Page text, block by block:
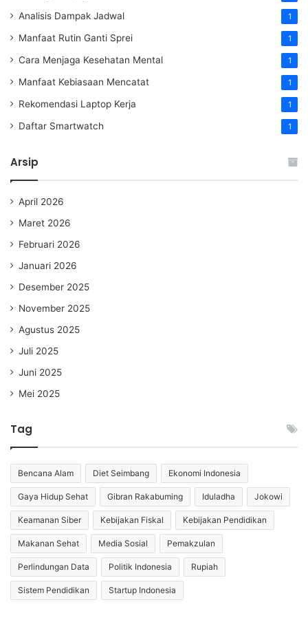
Analisis Dampak Jadwal 1
Manfaat Rutin Ganti Sprei 1
Cara Menjaga Kesehatan Mental 1
Manfaat Kebiasaan Mencatat 1
Rekomendasi Laptop Kerja 1
Daftar Smartwatch 1
Arsip
April 2026
Maret 2026
Februari 2026
Januari 2026
Desember 2025
November 2025
Agustus 2025
Juli 2025
Juni 2025
Mei 2025
Tag
Bencana Alam Diet Seimbang Ekonomi Indonesia
Gaya Hidup Sehat Gibran Rakabuming Iduladha Jokowi
Keamanan Siber Kebijakan Fiskal Kebijakan Pendidikan
Makanan Sehat Media Sosial Pemakzulan
Perlindungan Data Politik Indonesia Rupiah
Sistem Pendidikan Startup Indonesia